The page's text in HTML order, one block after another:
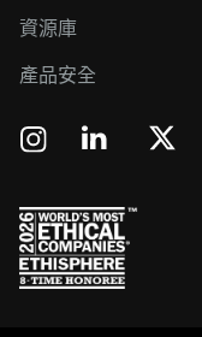
資源庫
產品安全